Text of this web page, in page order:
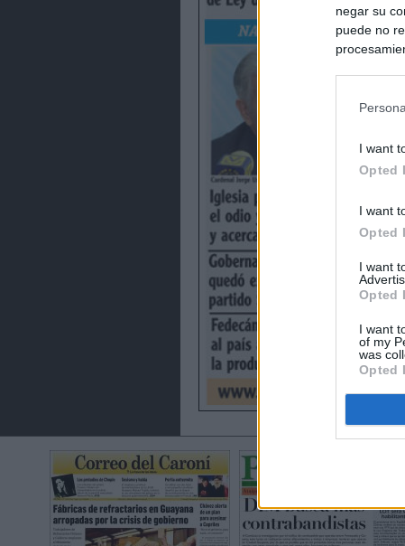
negar su
puede no
I want
Opted
I want
Opted
I want
Opted
I want
of my
was
Opted